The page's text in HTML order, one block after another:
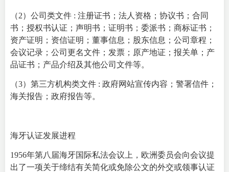
（2）公司类文件 : 注册证书；法人资格；协议书；合同
书；授权书认证；声明书；证明书；委派书；商标证书；
资产证明；资信证明；董事信息；股东信息；公司章程；
会议记录；公司更名文件；发票；原产地证；报关单；产
品证书；产品介绍及其他公司文件等。
（3）第三方机构类文件 : 政府网站宣传内容；警署信件；
海关报告；政府报告等。
海牙认证发展进程
1956年第八届海牙国际私法会议上，欧洲委员会向会议提
出了一项关于缔结有关简化或免除公文的外交或领事认证